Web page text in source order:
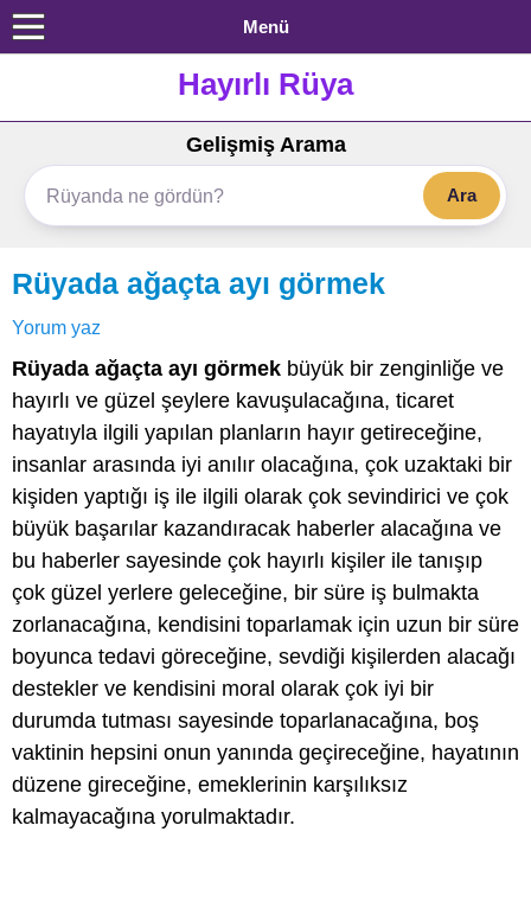
Menü
Hayırlı Rüya
Gelişmiş Arama
Ara
Rüyada ağaçta ayı görmek
Yorum yaz
Rüyada ağaçta ayı görmek büyük bir zenginliğe ve
hayırlı ve güzel şeylere kavuşulacağına, ticaret
hayatıyla ilgili yapılan planların hayır getireceğine,
insanlar arasında iyi anılır olacağına, çok uzaktaki bir
kişiden yaptığı iş ile ilgili olarak çok sevindirici ve çok
büyük başarılar kazandıracak haberler alacağına ve
bu haberler sayesinde çok hayırlı kişiler ile tanışıp
çok güzel yerlere geleceğine, bir süre iş bulmakta
zorlanacağına, kendisini toparlamak için uzun bir süre
boyunca tedavi göreceğine, sevdiği kişilerden alacağı
destekler ve kendisini moral olarak çok iyi bir
durumda tutması sayesinde toparlanacağına, boş
vaktinin hepsini onun yanında geçireceğine, hayatının
düzene gireceğine, emeklerinin karşılıksız
kalmayacağına yorulmaktadır.